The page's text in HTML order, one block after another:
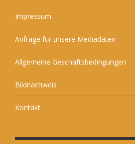
Impressum
Anfrage für unsere Mediadaten
Allgemeine Geschäftsbedingungen
Bildnachweis
Kontakt